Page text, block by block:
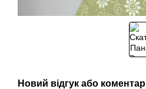
Новий відгук або коментар